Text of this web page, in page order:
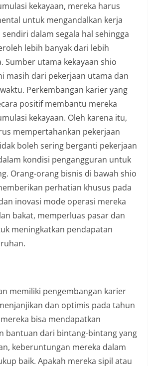
kekayaan, mereka harus
untuk mengandalkan kerja
dalam segala hal sehingga
lebih banyak dari lebih
Sumber utama kekayaan shio
masih dari pekerjaan utama dan
Perkembangan karier yang
positif membantu mereka
kekayaan. Oleh karena itu,
mempertahankan pekerjaan
boleh sering berganti pekerjaan
kondisi pengangguran untuk
Orang-orang bisnis di bawah shio
perhatian khusus pada
inovasi mode operasi mereka
bakat, memperluas pasar dan
meningkatkan pendapatan
memiliki pengembangan karier
dan optimis pada tahun
bisa mendapatkan
bantuan dari bintang-bintang yang
keberuntungan mereka dalam
baik. Apakah mereka sipil atau